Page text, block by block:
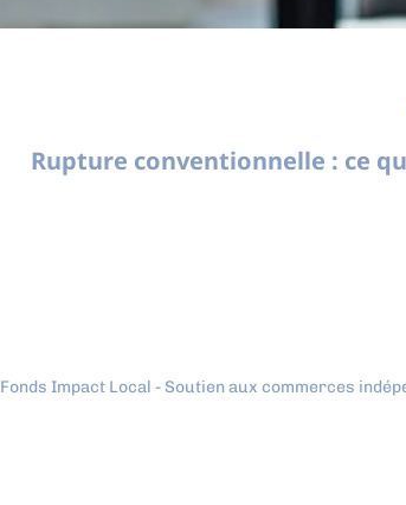
Rupture conventionnelle : ce
Fonds Impact Local - Soutien aux commerces